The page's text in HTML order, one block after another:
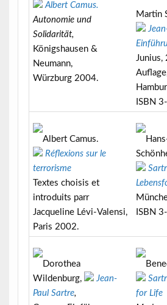
Albert Camus.
Autonomie und
Solidarität,
Königshausen &
Neumann,
Würzburg 2004.
Martin
Junius,
ISBN
Albert Camus.
Réflexions sur le
terrorisme
Textes choisis et
introduits parr
Jacqueline Lévi-Valensi,
Paris 2002.
ISBN
Dorothea
Wildenburg,
Jean-
Paul Sartre,
for Life